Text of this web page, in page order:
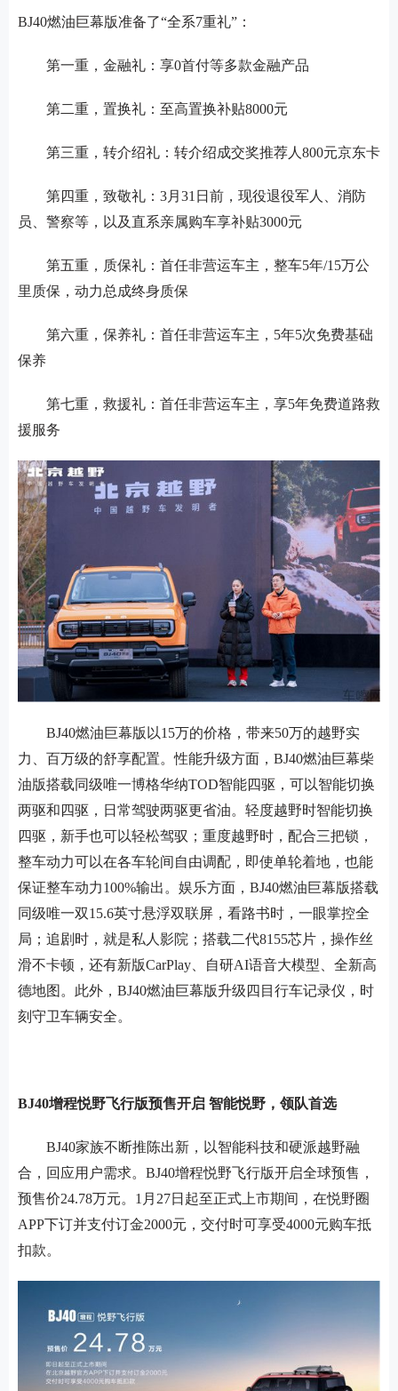
BJ40燃油巨幕版准备了“全系7重礼”：
第一重，金融礼：享0首付等多款金融产品
第二重，置换礼：至高置换补贴8000元
第三重，转介绍礼：转介绍成交奖推荐人 800元京东卡
第四重，致敬礼： 3月31日前，现役退役军人、消防
员、警察等，以及直系亲属购车享补贴3000元
第五重，质保礼：首任非营运车主，整车5年/15万公
里质保，动力总成终身质保
第六重，保养礼：首任非营运车主， 5年5次免费基础
保养
第七重，救援礼：首任非营运车主，享5年免费道路救
援服务
BJ40燃油巨幕版以15万的价格，带来50万的越野实
力、百万级的舒享配置。性能升级方面，BJ40燃油巨幕柴
油版搭载同级唯一博格华纳TOD智能四驱，可以智能切换
两驱和四驱，日常驾驶两驱更省油。轻度越野时智能切换
四驱，新手也可以轻松驾驭；重度越野时，配合三把锁，
整车动力可以在各车轮间自由调配，即使单轮着地，也能
保证整车动力100%输出。娱乐方面，BJ40燃油巨幕版搭载
同级唯一双15.6英寸悬浮双联屏，看路书时，一眼掌控全
局；追剧时，就是私人影院；搭载二代8155芯片，操作丝
滑不卡顿，还有新版CarPlay、自研AI语音大模型、全新高
德地图。此外，BJ40燃油巨幕版升级四目行车记录仪，时
刻守卫车辆安全。
BJ40增程悦野飞行版预售开启 智能悦野，领队首选
BJ40家族不断推陈出新，以智能科技和硬派越野融
合，回应用户需求。BJ40增程悦野飞行版开启全球预售，
预售价24.78万元。1月27日起至正式上市期间，在悦野圈
APP下订并支付订金2000元，交付时可享受4000元购车抵
扣款。